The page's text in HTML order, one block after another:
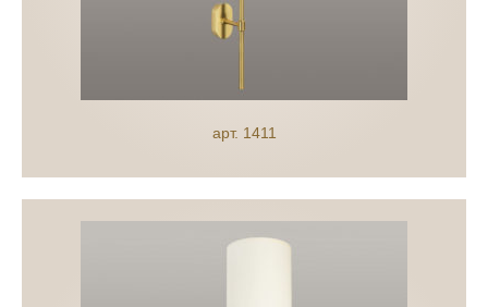
арт. 1411